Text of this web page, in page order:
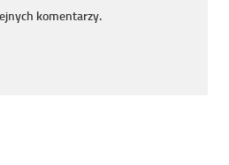
komentarzy.